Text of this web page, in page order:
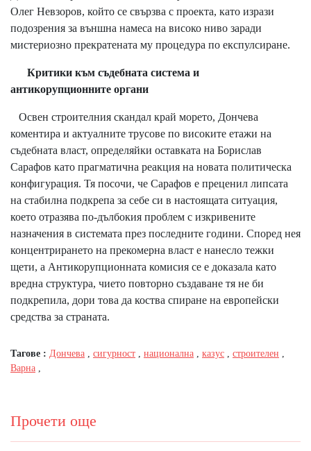
Олег Невзоров, който се свързва с проекта, като изрази
подозрения за външна намеса на високо ниво заради
мистериозно прекратената му процедура по експулсиране.
Критики към съдебната система и
антикорупционните органи
Освен строителния скандал край морето, Дончева
коментира и актуалните трусове по високите етажи на
съдебната власт, определяйки оставката на Борислав
Сарафов като прагматична реакция на новата политическа
конфигурация. Тя посочи, че Сарафов е преценил липсата
на стабилна подкрепа за себе си в настоящата ситуация,
което отразява по-дълбокия проблем с изкривените
назначения в системата през последните години. Според нея
концентрирането на прекомерна власт е нанесло тежки
щети, а Антикорупционната комисия се е доказала като
вредна структура, чието повторно създаване тя не би
подкрепила, дори това да коства спиране на европейски
средства за страната.
Тагове : Дончева , сигурност , национална , казус , строителен ,
Варна ,
Прочети още